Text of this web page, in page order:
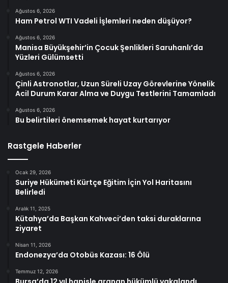
Ağustos 6, 2026
Ham Petrol WTI Vadeli İşlemleri neden düşüyor?
Ağustos 6, 2026
Manisa Büyükşehir’in Çocuk Şenlikleri Saruhanlı’da
Yüzleri Gülümsetti
Ağustos 6, 2026
Çinli Astronotlar, Uzun Süreli Uzay Görevlerine Yönelik
Acil Durum Karar Alma ve Duygu Testlerini Tamamladı
Ağustos 6, 2026
Bu belirtileri önemsemek hayat kurtarıyor
Rastgele Haberler
Ocak 29, 2026
Suriye Hükümeti Kürtçe Eğitim İçin Yol Haritasını
Belirledi
Aralık 11, 2025
Kütahya’da Başkan Kahveci’den taksi duraklarına
ziyaret
Nisan 11, 2026
Endonezya’da Otobüs Kazası: 16 Ölü
Temmuz 12, 2026